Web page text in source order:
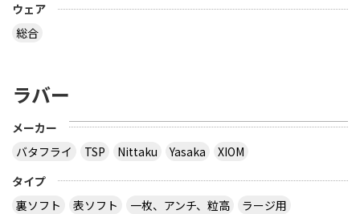
ウェア
総合
ラバー
メーカー
バタフライ
TSP Nittaku Yasaka
XIOM
タイプ
裏ソフト
表ソフト 一枚、アンチ、粒高 ラージ用